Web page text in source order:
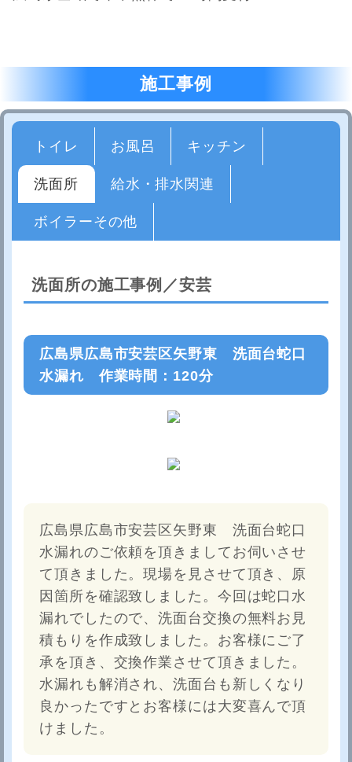
施工事例
トイレ お風呂 キッチン
洗面所 給水・排水関連
ボイラーその他
洗面所の施工事例／安芸
広島県広島市安芸区矢野東 洗面台蛇口
水漏れ 作業時間：120分
広島県広島市安芸区矢野東 洗面台蛇口
水漏れのご依頼を頂きましてお伺いさせ
て頂きました。現場を見させて頂き、原
因箇所を確認致しました。今回は蛇口水
漏れでしたので、洗面台交換の無料お見
積もりを作成致しました。お客様にご了
承を頂き、交換作業させて頂きました。
水漏れも解消され、洗面台も新しくなり
良かったですとお客様には大変喜んで頂
けました。